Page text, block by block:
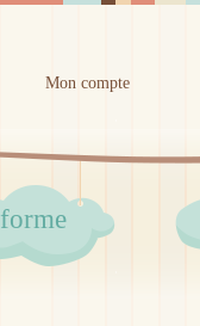
Mon compte
forme